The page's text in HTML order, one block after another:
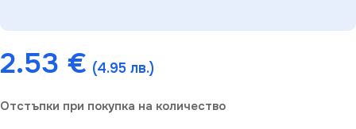
2.53 € (4.95 лв.)
Отстъпки при покупка на количество